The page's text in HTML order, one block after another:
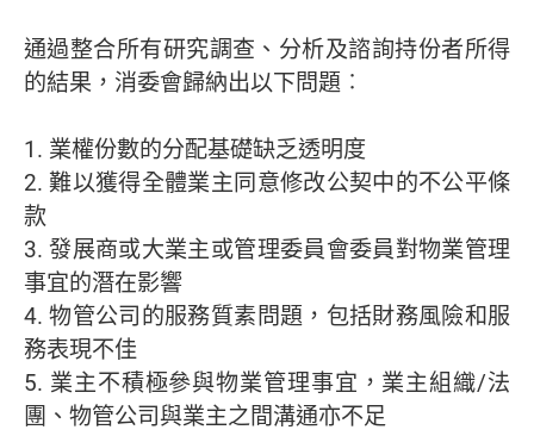
通過整合所有研究調查、分析及諮詢持份者所得
的結果，消委會歸納出以下問題︰
1. 業權份數的分配基礎缺乏透明度
2. 難以獲得全體業主同意修改公契中的不公平條
款
3. 發展商或大業主或管理委員會委員對物業管理
事宜的潛在影響
4. 物管公司的服務質素問題，包括財務風險和服
務表現不佳
5. 業主不積極參與物業管理事宜，業主組織/法
團、物管公司與業主之間溝通亦不足